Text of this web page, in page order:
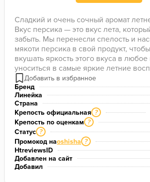
Сладкий и очень сочный аромат
Вкус персика — это вкус лета,
забыть. Мы перенесли спелость и
мякоти персика в свой продукт,
вкушать яркость этого вкуса в
уноситься в самые яркие летние
Бренд
Линейка
Страна
Крепость официальная ?
Крепость по оценкам ?
Статус ?
Промокод наoshisha ?
HtreviewsID
Добавлен на сайт
Добавил